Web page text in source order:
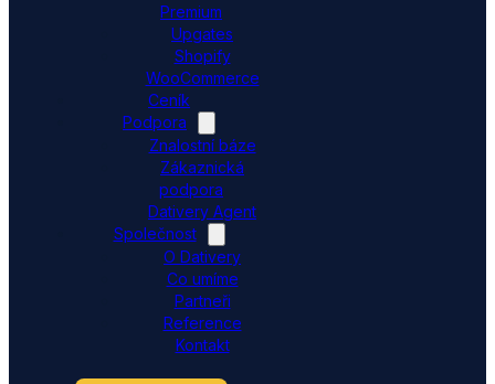
Premium
Upgates
Shopify
WooCommerce
Ceník
Podpora
Znalostní báze
Zákaznická
podpora
Dativery Agent
Společnost
O Dativery
Co umíme
Partneři
Reference
Kontakt